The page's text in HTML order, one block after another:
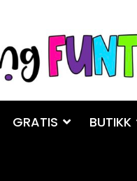
GRATIS BUTIKK